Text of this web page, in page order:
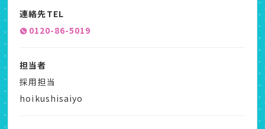
連絡先TEL
0120-86-5019
担当者
採用担当
hoikushisaiyo